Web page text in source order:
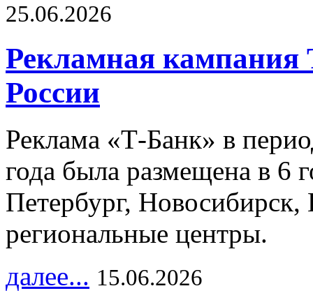
25.06.2026
Рекламная кампания
России
Реклама «Т-Банк» в
года была размещена в 6
Петербург,
региональные центры.
далее... 15.06.2026